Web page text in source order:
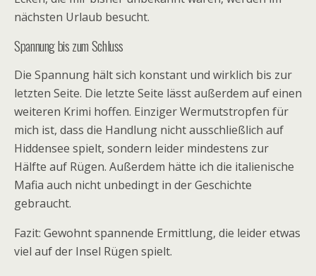
nächsten Urlaub besucht.
Spannung bis zum Schluss
Die Spannung hält sich konstant und wirklich bis zur
letzten Seite. Die letzte Seite lässt außerdem auf einen
weiteren Krimi hoffen. Einziger Wermutstropfen für
mich ist, dass die Handlung nicht ausschließlich auf
Hiddensee spielt, sondern leider mindestens zur
Hälfte auf Rügen. Außerdem hätte ich die italienische
Mafia auch nicht unbedingt in der Geschichte
gebraucht.
Fazit: Gewohnt spannende Ermittlung, die leider etwas
viel auf der Insel Rügen spielt.